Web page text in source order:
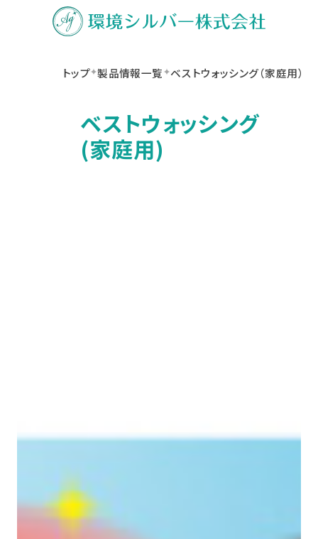
トップ 製品情報一覧 ベストウォッシング（家庭用）
ベストウォッシング
(家庭用)